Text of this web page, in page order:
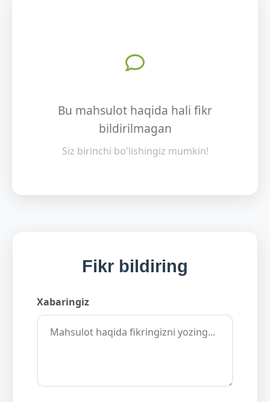
Bu mahsulot haqida hali fikr
bildirilmagan
Siz birinchi bo'lishingiz mumkin!
Fikr bildiring
Xabaringiz